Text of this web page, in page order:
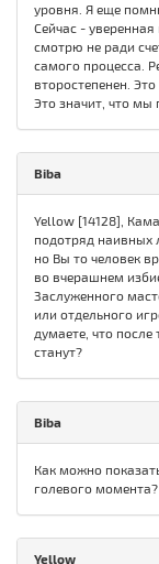
уровня. Я еще
Сейчас - уверенная
смотрю не ради
самого процесса.
второстепенен.
Это значит, что мы
Biba
Yellow [14128],
подотряд наивных
но Вы то человек
во вчерашнем
Заслуженного
или отдельного
думаете, что
станут?
Biba
Как можно
голевого
Yellow